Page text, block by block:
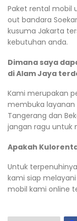
Paket rental mobil
out bandara
kusuma Jakarta
kebutuhan anda.
Dimana saya
di Alam Jaya
Kami merupakan
membuka layanan
Tangerang dan
jangan ragu untuk
Apakah
Untuk
kami siap
mobil kami online